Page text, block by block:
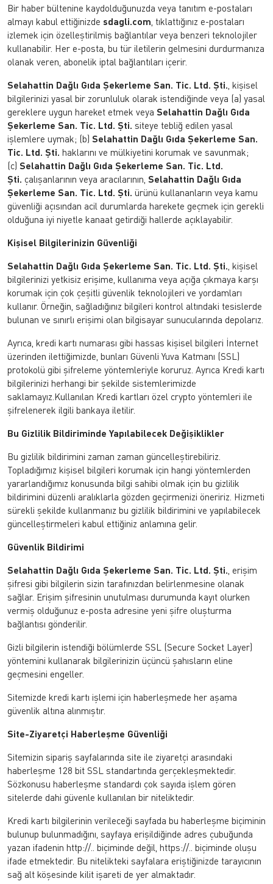
Bir haber bültenine kaydolduğunuzda veya tanıtım e-postaları
almayı kabul ettiğinizde sdagli.com , tıklattığınız e-postaları
izlemek için özelleştirilmiş bağlantılar veya benzeri teknolojiler
kullanabilir. Her e-posta, bu tür iletilerin gelmesini durdurmanıza
olanak veren, abonelik iptal bağlantıları içerir.
Selahattin Dağlı Gıda Şekerleme San. Tic. Ltd. Şti. , kişisel
bilgilerinizi yasal bir zorunluluk olarak istendiğinde veya (a) yasal
gereklere uygun hareket etmek veya Selahattin Dağlı Gıda
Şekerleme San. Tic. Ltd. Şti. siteye tebliğ edilen yasal
işlemlere uymak; (b) Selahattin Dağlı Gıda Şekerleme San.
Tic. Ltd. Şti. haklarını ve mülkiyetini korumak ve savunmak;
(c) Selahattin Dağlı Gıda Şekerleme San. Tic. Ltd.
Şti. çalışanlarının veya aracılarının, Selahattin Dağlı Gıda
Şekerleme San. Tic. Ltd. Şti. ürünü kullananların veya kamu
güvenliği açısından acil durumlarda harekete geçmek için gerekli
olduğuna iyi niyetle kanaat getirdiği hallerde açıklayabilir.
Kişisel Bilgilerinizin Güvenliği
Selahattin Dağlı Gıda Şekerleme San. Tic. Ltd. Şti. , kişisel
bilgilerinizi yetkisiz erişime, kullanıma veya açığa çıkmaya karşı
korumak için çok çeşitli güvenlik teknolojileri ve yordamları
kullanır. Örneğin, sağladığınız bilgileri kontrol altındaki tesislerde
bulunan ve sınırlı erişimi olan bilgisayar sunucularında depolarız.
Ayrıca, kredi kartı numarası gibi hassas kişisel bilgileri İnternet
üzerinden ilettiğimizde, bunları Güvenli Yuva Katmanı (SSL)
protokolü gibi şifreleme yöntemleriyle koruruz. Ayrıca Kredi kartı
bilgilerinizi herhangi bir şekilde sistemlerimizde
saklamayız.Kullanılan Kredi kartları özel crypto yöntemleri ile
şifrelenerek ilgili bankaya iletilir.
Bu Gizlilik Bildiriminde Yapılabilecek Değişiklikler
Bu gizlilik bildirimini zaman zaman güncelleştirebiliriz.
Topladığımız kişisel bilgileri korumak için hangi yöntemlerden
yararlandığımız konusunda bilgi sahibi olmak için bu gizlilik
bildirimini düzenli aralıklarla gözden geçirmenizi öneririz. Hizmeti
sürekli şekilde kullanmanız bu gizlilik bildirimini ve yapılabilecek
güncelleştirmeleri kabul ettiğiniz anlamına gelir.
Güvenlik Bildirimi
Selahattin Dağlı Gıda Şekerleme San. Tic. Ltd. Şti. , erişim
şifresi gibi bilgilerin sizin tarafınızdan belirlenmesine olanak
sağlar. Erişim şifresinin unutulması durumunda kayıt olurken
vermiş olduğunuz e-posta adresine yeni şifre oluşturma
bağlantısı gönderilir.
Gizli bilgilerin istendiği bölümlerde SSL (Secure Socket Layer)
yöntemini kullanarak bilgilerinizin üçüncü şahısların eline
geçmesini engeller.
Sitemizde kredi kartı işlemi için haberleşmede her aşama
güvenlik altına alınmıştır.
Site-Ziyaretçi Haberleşme Güvenliği
Sitemizin sipariş sayfalarında site ile ziyaretçi arasındaki
haberleşme 128 bit SSL standartında gerçekleşmektedir.
Sözkonusu haberleşme standardı çok sayıda işlem gören
sitelerde dahi güvenle kullanılan bir niteliktedir.
Kredi kartı bilgilerinin verileceği sayfada bu haberleşme biçiminin
bulunup bulunmadığını, sayfaya erişildiğinde adres çubuğunda
yazan ifadenin http://.. biçiminde değil, https://.. biçiminde oluşu
ifade etmektedir. Bu nitelikteki sayfalara eriştiğinizde tarayıcının
sağ alt köşesinde kilit işareti de yer almaktadır.